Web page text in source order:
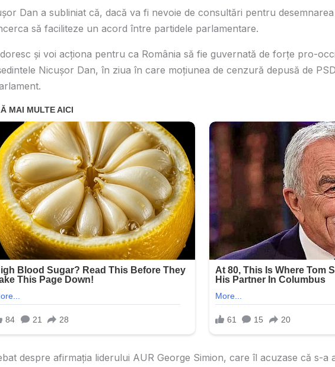
Dan a subliniat că, dacă va fi nevoie de consultări pentru
să faciliteze un acord între partidele parlamentare.
doresc şi voi acţiona pentru ca România să fie guvernată de forţe pro-
Nicușor Dan, în ziua în care moțiunea de cenzură depusă de
despre afirmaţia liderului AUR George Simion, care îl acuzase că s-a